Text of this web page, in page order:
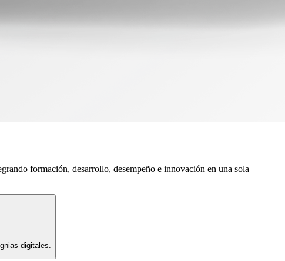
formación, desarrollo, desempeño e innovación en una sola
digitales.